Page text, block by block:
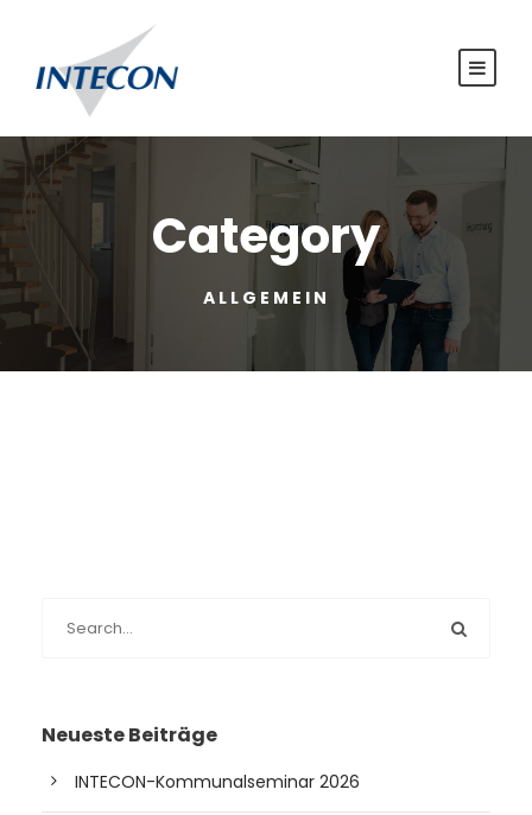
Category
ALLGEMEIN
Neueste Beiträge
INTECON-Kommunalseminar 2026